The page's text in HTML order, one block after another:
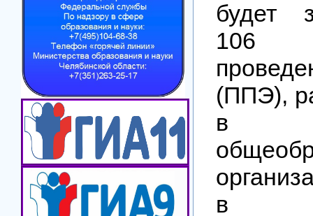
будет
106
(ППЭ),
в
в